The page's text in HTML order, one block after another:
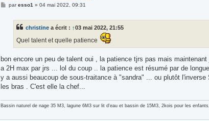
Mparesso1 »04 mai 2022, 09:31
christine a écrit : ↑03 mai 2022, 21:55
Quel talent et quelle patience
bon encore un peu de talent oui , la patience tjrs pas mais
a 2H max par jrs ... lol du coup .. la patience est résumé par de
y a aussi beaucoup de sous-traitance à "sandra" ... ou plutôt
les bras . C'est elle la chef...
Bassin naturel de nage 35 M3, lagune 6M3 sur lit d'eau et bassin de 15M3, 2kois pour les